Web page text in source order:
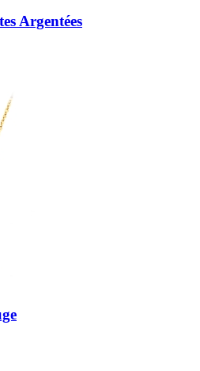
Argentées